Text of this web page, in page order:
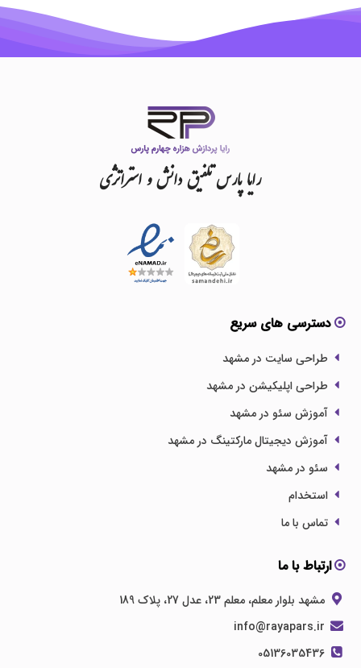
رایاپارستلفیقدانشواستراتژی
دسترسی های سریع
طراحی سایت در مشهد
طراحی اپلیکیشن در مشهد
آموزش سئو در مشهد
آموزش دیجیتال مارکتینگ در مشهد
سئو در مشهد
استخدام
تماس با ما
ارتباط با ما
مشهد بلوار معلم، معلم 23، عدل 27، پلاک 189
05136035436